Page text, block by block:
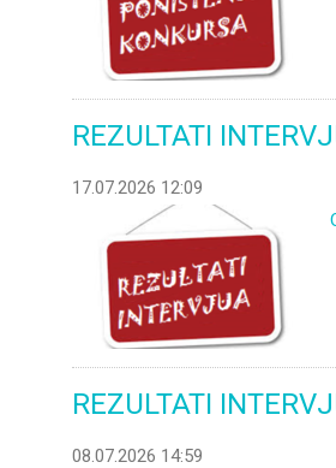
REZULTATI
17.07.2026 12:09
REZULTATI
08.07.2026 14:59